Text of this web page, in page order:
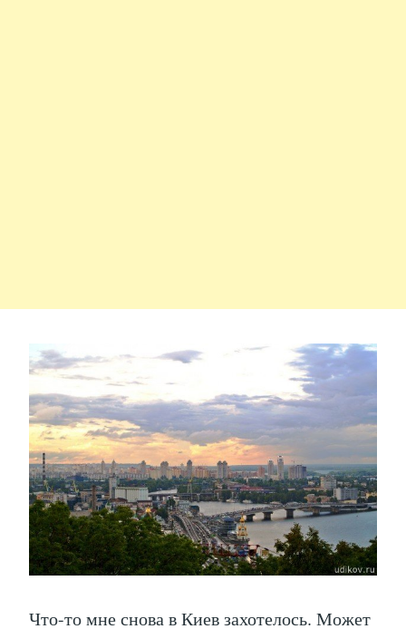
Что-то мне снова в Киев захотелось. Может